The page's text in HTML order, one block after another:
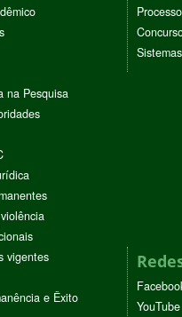
na Pesquisa
vigentes
e Êxito
YouTube